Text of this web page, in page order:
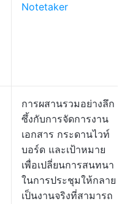
Notetaker
การผสานรวมอย่างลึก
ซึ้งกับการจัดการงาน
เอกสาร กระดานไวท์
บอร์ด และเป้าหมาย
เพื่อเปลี่ยนการสนทนา
ในการประชุมให้กลาย
เป็นงานจริงที่สามารถ